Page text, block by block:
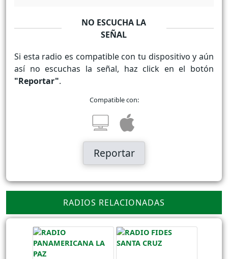
NO ESCUCHA LA
SEÑAL
Si esta radio es compatible con tu dispositivo y aún
así no escuchas la señal, haz click en el botón
"Reportar".
Compatible con:
Reportar
RADIOS RELACIONADAS